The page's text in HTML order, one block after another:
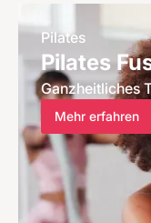
Pilates
Pilates
Ganzheitliches
Mehr erfahren